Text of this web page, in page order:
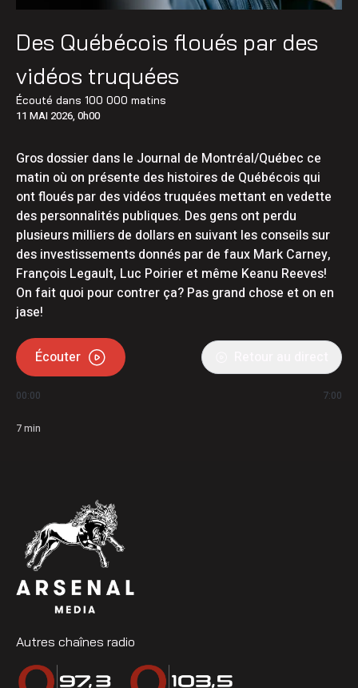
Des Québécois floués par des
vidéos truquées
Écouté dans 100 000 matins
11 MAI 2026, 0h00
Gros dossier dans le Journal de Montréal/Québec ce
matin où on présente des histoires de Québécois qui
ont floués par des vidéos truquées mettant en vedette
des personnalités publiques. Des gens ont perdu
plusieurs milliers de dollars en suivant les conseils sur
des investissements donnés par de faux Mark Carney,
François Legault, Luc Poirier et même Keanu Reeves!
On fait quoi pour contrer ça? Pas grand chose et on en
jase!
Écouter
00:00 7:00
7min
Autres chaînes radio